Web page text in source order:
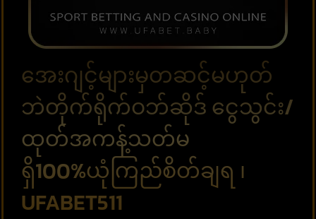
အေးဂျင့်များမှတဆင့်မဟုတ်
ဘဲတိုက်ရိုက်ဝဘ်ဆိုဒ် ငွေသွင်း/
ထုတ်အကန့်သတ်မ
ရှိ100%ယုံကြည်စိတ်ချရ ၊
UFABET511